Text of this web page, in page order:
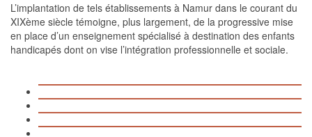
L’implantation de tels établissements à Namur dans le courant du
XIXème siècle témoigne, plus largement, de la progressive mise
en place d’un enseignement spécialisé à destination des enfants
handicapés dont on vise l’intégration professionnelle et sociale.